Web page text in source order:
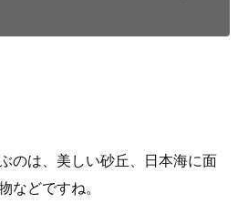
のは、美しい砂丘、日本海に面
などですね。